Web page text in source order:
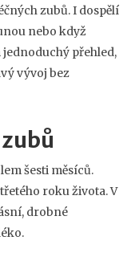
zubů. I dospělí
nebo když
přehled,
vývoj bez
šesti měsíců.
roku života. V
drobné